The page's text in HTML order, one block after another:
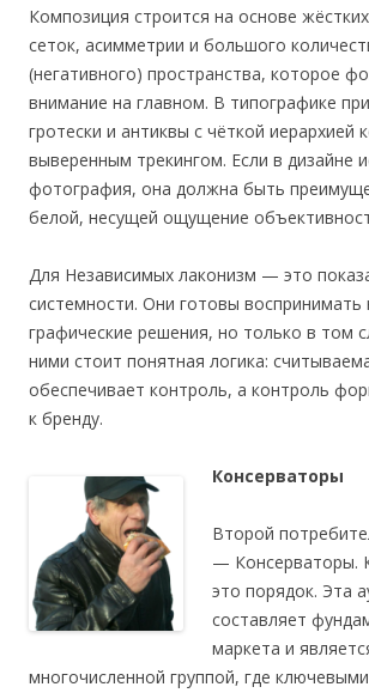
Композиция строится на основе
сеток, асимметрии и большого
(негативного) пространства, которое
внимание на главном. В типографике
гротески и антиквы с чёткой иерархией
выверенным трекингом. Если в дизайне
фотография, она должна быть
белой, несущей ощущение
Для Независимых лаконизм — это
системности. Они готовы воспринимать
графические решения, но только в том
ними стоит понятная логика:
обеспечивает контроль, а контроль
к бренду.
Консерваторы
Второй
— Консерваторы.
это порядок. Эта
составляет
маркета и
многочисленной группой, где